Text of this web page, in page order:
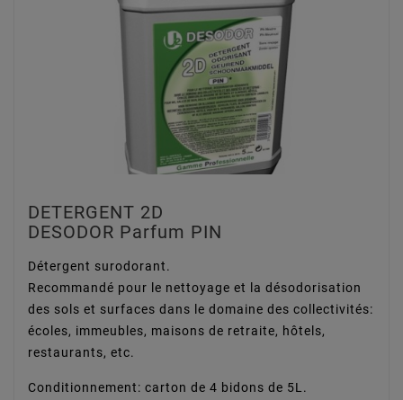
DETERGENT 2D
DESODOR Parfum PIN
Détergent surodorant.
Recommandé pour le nettoyage et la désodorisation
des sols et surfaces dans le domaine des collectivités:
écoles, immeubles, maisons de retraite, hôtels,
restaurants, etc.
Conditionnement: carton de 4 bidons de 5L.